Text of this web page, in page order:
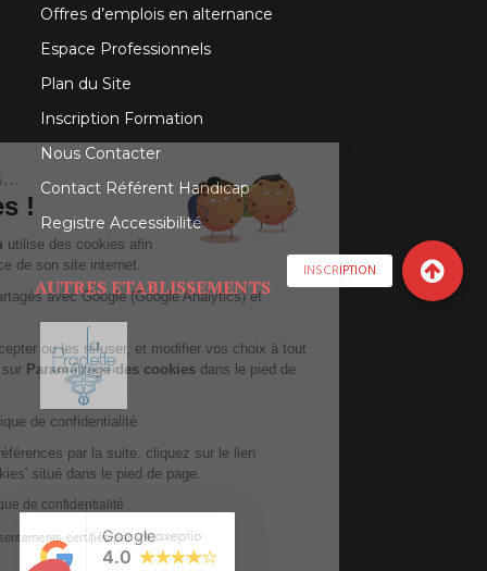
Salut c'est nous...
les Cookies !
L'Institut Rousseau
utilise des cookies afin
de mesurer l’audience de son site internet.
Ces cookies sont partagés avec Google (Google Analytics) et
Vous pouvez les accepter ou les refuser, et modifier vos choix à tout
moment en cliquant surParamétrage des cookies
page de notre site.
Consulter notre politique de confidentialité
Pour modifier vos préférences par la suite, cliquez sur le lien
'Préférences de cookies' situé dans le pied de page.
Consulter notre politique de confidentialité
Consentements certifiés par
Offres d’emplois en alternance
Espace Professionnels
Plan du Site
Inscription Formation
Nous Contacter
Contact Référent Handicap
Registre Accessibilité
AUTRES ETABLISSEMENTS
INSCRIPTION